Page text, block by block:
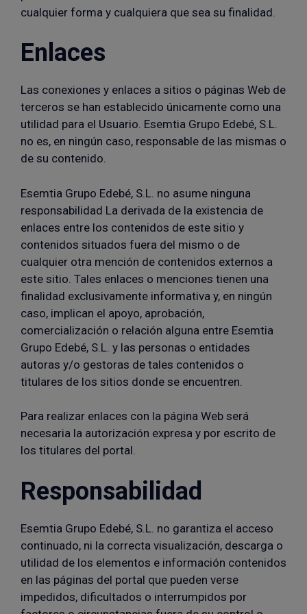
cualquier forma y cualquiera que sea su finalidad.
Enlaces
Las conexiones y enlaces a sitios o páginas Web de
terceros se han establecido únicamente como una
utilidad para el Usuario. Esemtia Grupo Edebé, S.L.
no es, en ningún caso, responsable de las mismas o
de su contenido.
Esemtia Grupo Edebé, S.L. no asume ninguna
responsabilidad La derivada de la existencia de
enlaces entre los contenidos de este sitio y
contenidos situados fuera del mismo o de
cualquier otra mención de contenidos externos a
este sitio. Tales enlaces o menciones tienen una
finalidad exclusivamente informativa y, en ningún
caso, implican el apoyo, aprobación,
comercialización o relación alguna entre Esemtia
Grupo Edebé, S.L. y las personas o entidades
autoras y/o gestoras de tales contenidos o
titulares de los sitios donde se encuentren.
Para realizar enlaces con la página Web será
necesaria la autorización expresa y por escrito de
los titulares del portal.
Responsabilidad
Esemtia Grupo Edebé, S.L. no garantiza el acceso
continuado, ni la correcta visualización, descarga o
utilidad de los elementos e información contenidos
en las páginas del portal que pueden verse
impedidos, dificultados o interrumpidos por